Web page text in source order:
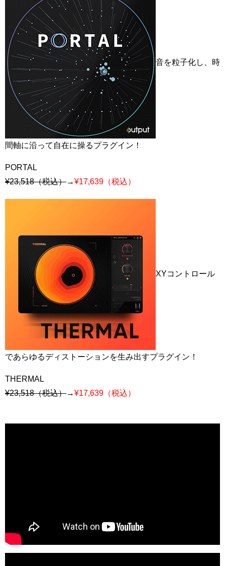
音を粒子化し、時
間軸に沿って自在に操るプラグイン！
PORTAL
¥23,518（税込）→¥17,639（税込）
XYコントロール
であらゆるディストーションを生み出すプラグイン！
THERMAL
¥23,518（税込）→¥17,639（税込）